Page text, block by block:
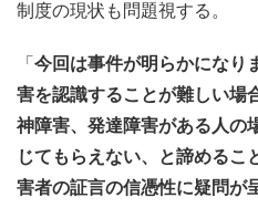
制度の現状も問題視する。
「 今回は事件が明らかになり
害を認識することが難しい場
神障害、発達障害がある人の
じてもらえない、と諦めるこ
害者の証言の信憑性に疑問が